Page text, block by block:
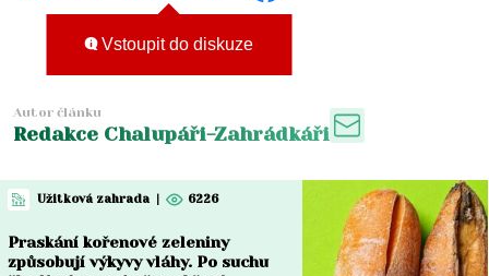
Vstoupit do diskuze
Autor článku
Redakce Chalupáři-Zahrádkáři
Užitková zahrada | 6226
Praskání kořenové zeleniny
způsobují výkyvy vláhy. Po suchu